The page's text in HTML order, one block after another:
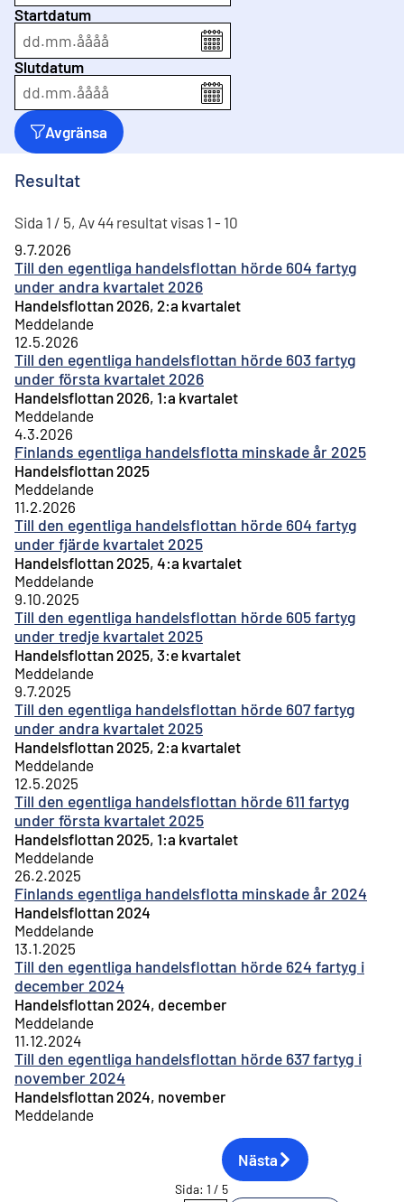
Startdatum
dd.mm.åååå
Slutdatum
dd.mm.åååå
Avgränsa
Resultat
Sida 1 / 5, Av 44 resultat visas 1 - 10
Till den egentliga handelsflottan hörde 604 fartyg
under andra kvartalet 2026
9.7.2026
Handelsflottan 2026, 2:a kvartalet
Meddelande
Till den egentliga handelsflottan hörde 603 fartyg
under första kvartalet 2026
12.5.2026
Handelsflottan 2026, 1:a kvartalet
Meddelande
Finlands egentliga handelsflotta minskade år 2025
4.3.2026
Handelsflottan 2025
Meddelande
Till den egentliga handelsflottan hörde 604 fartyg
under fjärde kvartalet 2025
11.2.2026
Handelsflottan 2025, 4:a kvartalet
Meddelande
Till den egentliga handelsflottan hörde 605 fartyg
under tredje kvartalet 2025
9.10.2025
Handelsflottan 2025, 3:e kvartalet
Meddelande
Till den egentliga handelsflottan hörde 607 fartyg
under andra kvartalet 2025
9.7.2025
Handelsflottan 2025, 2:a kvartalet
Meddelande
Till den egentliga handelsflottan hörde 611 fartyg
under första kvartalet 2025
12.5.2025
Handelsflottan 2025, 1:a kvartalet
Meddelande
Finlands egentliga handelsflotta minskade år 2024
26.2.2025
Handelsflottan 2024
Meddelande
Till den egentliga handelsflottan hörde 624 fartyg i
december 2024
13.1.2025
Handelsflottan 2024, december
Meddelande
Till den egentliga handelsflottan hörde 637 fartyg i
november 2024
11.12.2024
Handelsflottan 2024, november
Meddelande
Gå till sidan
Nästa
Sida: 1 / 5